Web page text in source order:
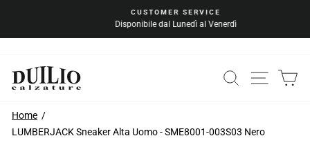
contenuto
Metti
CUSTOMER SERVICE
Disponibile dal Lunedì al Venerdì
CERCA
Home
LUMBERJACK Sneaker Alta Uomo - SME8001-003S03 Nero